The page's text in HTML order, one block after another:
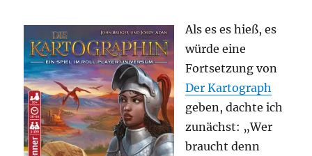
2023
Als es es hieß, es
würde eine
Fortsetzung von
Der Kartograph
geben, dachte ich
zunächst: „Wer
braucht denn